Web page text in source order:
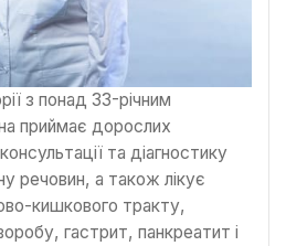
з понад 33-річним
приймає дорослих
та діагностику
речовин, а також лікує
кишкового тракту,
гастрит, панкреатит і